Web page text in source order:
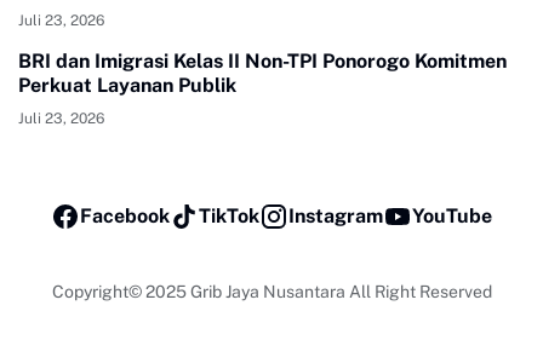
Juli 23, 2026
BRI dan Imigrasi Kelas II Non-TPI Ponorogo Komitmen
Perkuat Layanan Publik
Juli 23, 2026
Facebook TikTok Instagram YouTube
Copyright© 2025Grib Jaya Nusantara All Right Reserved